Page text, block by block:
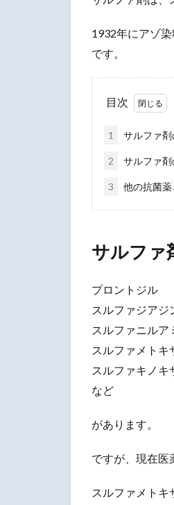
1932年にアゾ
です。
目次
1 サルファ
2 サルファ
3 他の抗菌
サルファ
プロントジル
スルファジアジ
スルファニルア
スルファメトキ
スルファキノキ
など
があります。
ですが、現在医
スルファメトキ